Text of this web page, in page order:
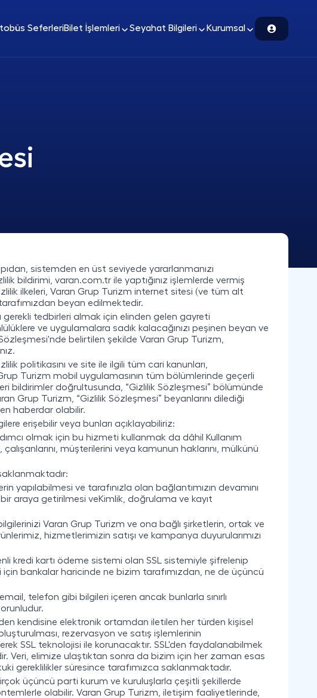
SeferleriBilet İşlemleri Seyahat Bilgileri Kurumsal
sistemden en üst seviyede yararlanmanızı
bildirimi, varan.com.tr ile yaptığınız işlemlerde vermiş
ilkeleri, Varan Grup Turizm internet sitesi (ve tüm alt
beyan edilmektedir.
gerekli tedbirleri almak için elinden gelen gayreti
ve uygulamalara sadık kalacağınızı peşinen beyan ve
belirtilen şekilde Varan Grup Turizm,
politikasını ve site ile ilgili tüm cari kanunları,
Turizm mobil uygulamasının tüm bölümlerinde geçerli
bildirimler doğrultusunda, “Gizlilik Sözleşmesi” bölümünde
Grup Turizm, “Gizlilik Sözleşmesi” beyanlarını dilediği
haberdar olabilir.
erişebilir veya bunları açıklayabiliriz:
olmak için bu hizmeti kullanmak da dâhil Kullanım
müşterilerini veya kamunun haklarını, mülkünü
yapılabilmesi ve tarafınızla olan bağlantımızın devamını
araya getirilmesi veKimlik, doğrulama ve kayıt
Varan Grup Turizm ve ona bağlı şirketlerin, ortak ve
hizmetlerimizin satışı ve kampanya duyurularımızı
kredi kartı ödeme sistemi olan SSL sistemiyle şifrelenip
için bankalar haricinde ne bizim tarafımızdan, ne de üçüncü
telefon gibi bilgileri içeren ancak bunlarla sınırlı
kendisine elektronik ortamdan iletilen her türden kişisel
rezervasyon ve satış işlemlerinin
SSL teknolojisi ile korunacaktır. SSL'den faydalanabilmek
Veri, elimize ulaştıktan sonra da bizim için her zaman esas
gereklilikler süresince tarafımızca saklanmaktadır.
üçüncü parti kurum ve kuruluşlarla çeşitli şekillerde
olabilir. Varan Grup Turizm, iletişim faaliyetlerinde,